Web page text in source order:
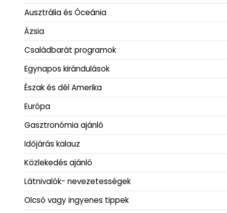
Ausztrália és Óceánia
Ázsia
Családbarát programok
Egynapos kirándulások
Észak és dél Amerika
Európa
Gasztronómia ajánló
Időjárás kalauz
Közlekedés ajánló
Látnivalók- nevezetességek
Olcsó vagy ingyenes tippek